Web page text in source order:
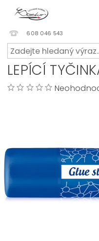
608 046 543
LEPÍCÍ